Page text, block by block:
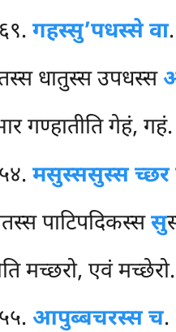
गहस्सु’पधस्से वा.
धातुस्स उपधस्स
गण्हातीति गेहं, गहं.
मसुस्ससुस्स च्छर
पाटिपदिकस्ससु
मच्छरो, एवं मच्छेरो.
आपुब्बचरस्स च.